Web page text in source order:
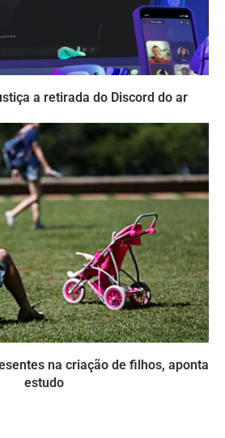
a retirada do Discord do ar
na criação de filhos, aponta
estudo